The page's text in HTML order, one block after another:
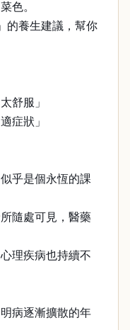
色。
的養生建議，幫你
舒服」
症狀」
乎是個永恆的課
隨處可見，醫藥
理疾病也持續不
病逐漸擴散的年